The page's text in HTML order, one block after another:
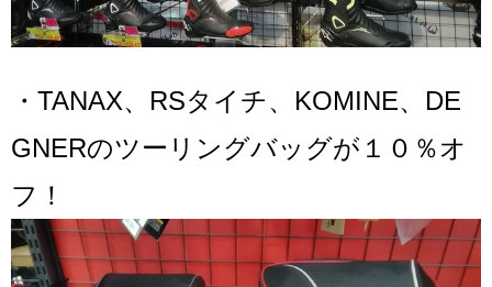
・TANAX、RSタイチ、KOMINE、DE
GNERのツーリングバッグが１０％オ
フ！